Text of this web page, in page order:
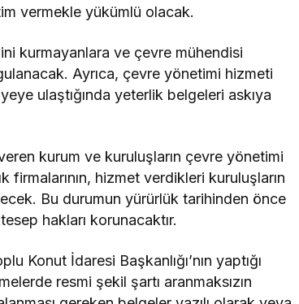
vermekle yükümlü olacak.
kurmayanlara ve çevre mühendisi
Ayrıca, çevre yönetimi hizmeti
ulaştığında yeterlik belgeleri askıya
kurum ve kuruluşların çevre yönetimi
firmalarının, hizmet verdikleri kuruluşların
Bu durumun yürürlük tarihinden önce
hakları korunacaktır.
Konut İdaresi Başkanlığı’nın yaptığı
resmi şekil şartı aranmaksızın